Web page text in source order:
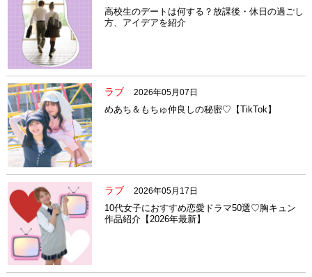
高校生のデートは何する？放課後・休日の過ごし
方、アイデアを紹介
ラブ 2026年05月07日
めあち＆もちゅ仲良しの秘密♡【TikTok】
ラブ 2026年05月17日
10代女子におすすめ恋愛ドラマ50選♡胸キュン
作品紹介【2026年最新】